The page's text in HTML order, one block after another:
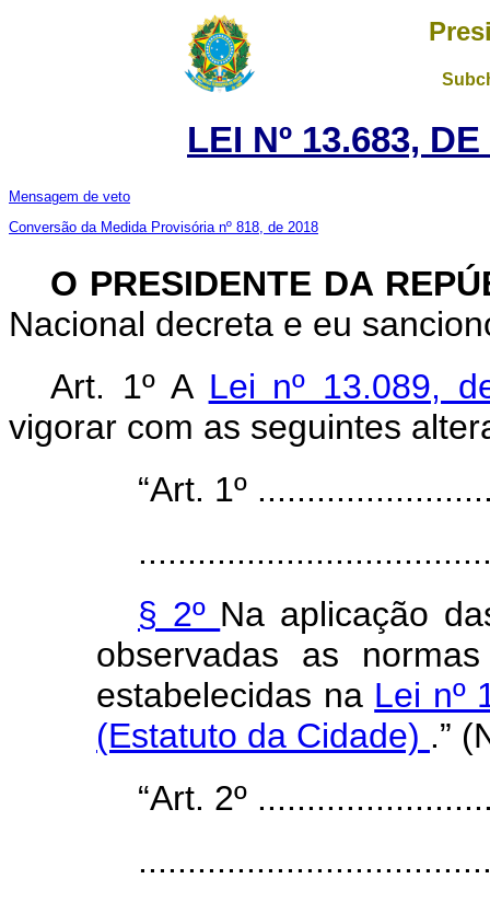
LEI Nº 13.683,
Mensagem de veto
Conversão da Medida Provisória nº 818, de 2018
O PRESIDENTE DA
Nacional decreta e eu
Art. 1º A Lei nº 13.089,
vigorar com as seguintes
“Art. 1º
§ 2º Na aplicação
observadas as
estabelecidas na Lei nº
(Estatuto da Cidade) .”
“Art. 2º